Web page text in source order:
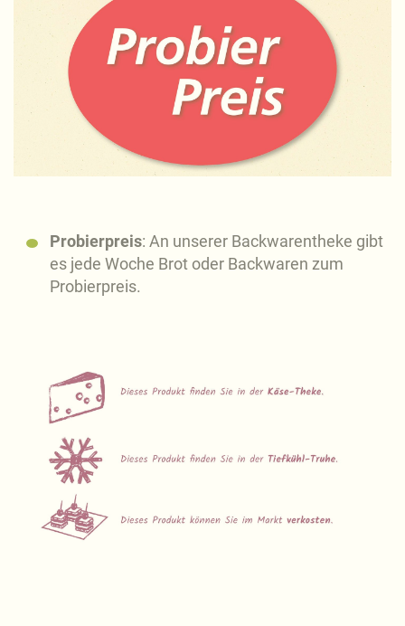
Probierpreis: An unserer Backwarentheke gibt
es jede Woche Brot oder Backwaren zum
Probierpreis.